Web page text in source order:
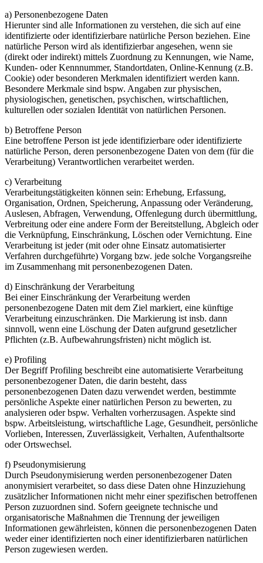
a) Personenbezogene Daten
Hierunter sind alle Informationen zu verstehen, die sich auf eine
identifizierte oder identifizierbare natürliche Person beziehen. Eine
natürliche Person wird als identifizierbar angesehen, wenn sie
(direkt oder indirekt) mittels Zuordnung zu Kennungen, wie Name,
Kunden- oder Kennnummer, Standortdaten, Online-Kennung (z.B.
Cookie) oder besonderen Merkmalen identifiziert werden kann.
Besondere Merkmale sind bspw. Angaben zur physischen,
physiologischen, genetischen, psychischen, wirtschaftlichen,
kulturellen oder sozialen Identität von natürlichen Personen.
b) Betroffene Person
Eine betroffene Person ist jede identifizierbare oder identifizierte
natürliche Person, deren personenbezogene Daten von dem (für die
Verarbeitung) Verantwortlichen verarbeitet werden.
c) Verarbeitung
Verarbeitungstätigkeiten können sein: Erhebung, Erfassung,
Organisation, Ordnen, Speicherung, Anpassung oder Veränderung,
Auslesen, Abfragen, Verwendung, Offenlegung durch übermittlung,
Verbreitung oder eine andere Form der Bereitstellung, Abgleich oder
die Verknüpfung, Einschränkung, Löschen oder Vernichtung. Eine
Verarbeitung ist jeder (mit oder ohne Einsatz automatisierter
Verfahren durchgeführte) Vorgang bzw. jede solche Vorgangsreihe
im Zusammenhang mit personenbezogenen Daten.
d) Einschränkung der Verarbeitung
Bei einer Einschränkung der Verarbeitung werden
personenbezogene Daten mit dem Ziel markiert, eine künftige
Verarbeitung einzuschränken. Die Markierung ist insb. dann
sinnvoll, wenn eine Löschung der Daten aufgrund gesetzlicher
Pflichten (z.B. Aufbewahrungsfristen) nicht möglich ist.
e) Profiling
Der Begriff Profiling beschreibt eine automatisierte Verarbeitung
personenbezogener Daten, die darin besteht, dass
personenbezogenen Daten dazu verwendet werden, bestimmte
persönliche Aspekte einer natürlichen Person zu bewerten, zu
analysieren oder bspw. Verhalten vorherzusagen. Aspekte sind
bspw. Arbeitsleistung, wirtschaftliche Lage, Gesundheit, persönliche
Vorlieben, Interessen, Zuverlässigkeit, Verhalten, Aufenthaltsorte
oder Ortswechsel.
f) Pseudonymisierung
Durch Pseudonymisierung werden personenbezogener Daten
anonymisiert verarbeitet, so dass diese Daten ohne Hinzuziehung
zusätzlicher Informationen nicht mehr einer spezifischen betroffenen
Person zuzuordnen sind. Sofern geeignete technische und
organisatorische Maßnahmen die Trennung der jeweiligen
Informationen gewährleisten, können die personenbezogenen Daten
weder einer identifizierten noch einer identifizierbaren natürlichen
Person zugewiesen werden.